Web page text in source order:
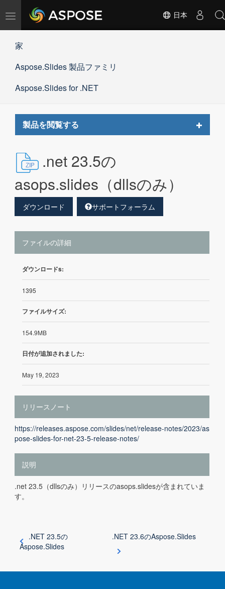
ナ
ー
ョ
の
日本
家
Aspose.Slides 製品ファミリ
Aspose.Slides for .NET
製品を閲覧する
Toggle
.net 23.5の
asops.slides（dllsのみ）
ダウンロード サポートフォーラム
ファイルの詳細
ダウンロードs:
1395
ファイルサイズ:
154.9MB
日付が追加されました:
May 19, 2023
リリースノート
https://releases.aspose.com/slides/net/release-notes/2023/as
pose-slides-for-net-23-5-release-notes/
説明
.net 23.5（dllsのみ）リリースのasops.slidesが含まれていま
す。
.NET 23.5の
Aspose.Slides
.NET 23.6のAspose.Slides